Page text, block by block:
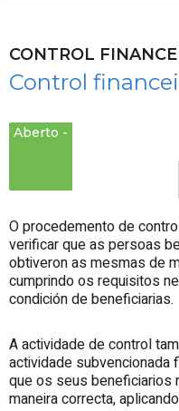
CONTROL
Control
Aberto
O procedemento de
verificar que as persoas
obtiveron as mesmas de
cumprindo os requisitos
condición de beneficiarias.
A actividade de control
actividade subvencionada
que os seus beneficiarios
maneira correcta,